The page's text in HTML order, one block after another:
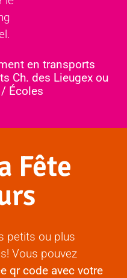
en transports
Ch. des Lieugex ou
Écoles
Fête
petits ou plus
Vous pouvez
qr code avec votre